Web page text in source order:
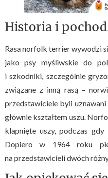
Historia i
Rasa norfolk terrier wywodzi
jako psy myśliwskie do
i szkodniki, szczególnie
związane z inną rasą –
przedstawiciele byli uznawani
głównie kształtem uszu.
klapnięte uszy, podczas
Dopiero w 1964 roku
na przedstawicieli dwóch